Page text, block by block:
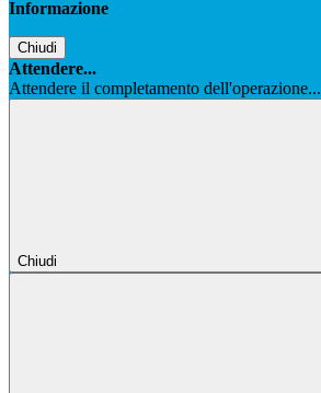
Informazione
Chiudi
Attendere...
Attendere il completamento dell'operazione...
Chiudi